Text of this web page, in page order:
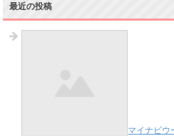
最近の投稿
マイナビウ